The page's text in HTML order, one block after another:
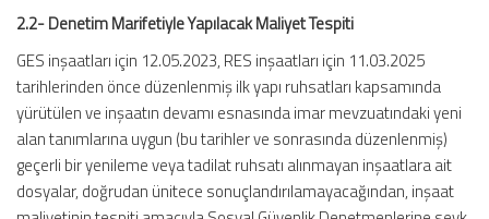
2.2- Denetim Marifetiyle Yapılacak Maliyet Tespiti
GES inşaatları için 12.05.2023, RES inşaatları için 11.03.2025
tarihlerinden önce düzenlenmiş ilk yapı ruhsatları kapsamında
yürütülen ve inşaatın devamı esnasında imar mevzuatındaki yeni
alan tanımlarına uygun (bu tarihler ve sonrasında düzenlenmiş)
geçerli bir yenileme veya tadilat ruhsatı alınmayan inşaatlara ait
dosyalar, doğrudan ünitece sonuçlandırılamayacağından, inşaat